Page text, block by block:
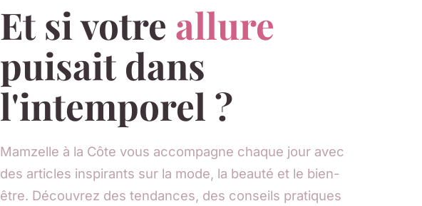
Et si votre allure
puisait dans
l'intemporel ?
Mamzelle à la Côte vous accompagne chaque jour avec
des articles inspirants sur la mode, la beauté et le bien-
être. Découvrez des tendances, des conseils pratiques